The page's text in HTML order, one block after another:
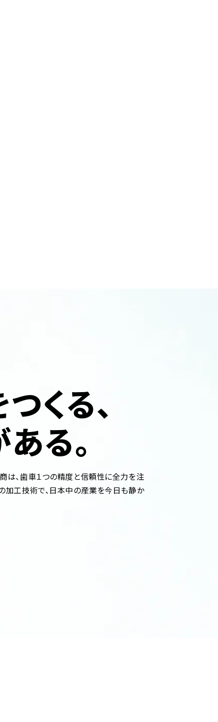
くる、
る。
は、歯車１つの精度と信頼性に全力を注
加工技術で、日本中の産業を今日も静か